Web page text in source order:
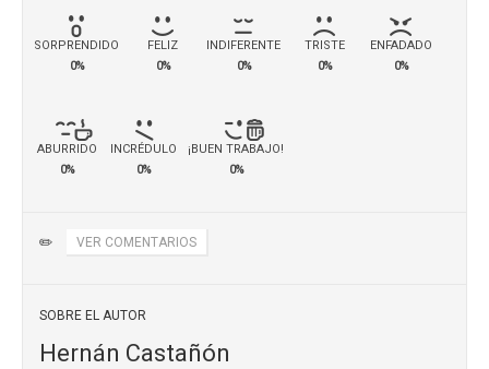
SORPRENDIDO
0%
FELIZ
0%
INDIFERENTE
0%
TRISTE
0%
ENFADADO
0%
ABURRIDO
0%
INCRÉDULO
0%
¡BUEN TRABAJO!
0%
✏️ VER COMENTARIOS
SOBRE EL AUTOR
Hernán Castañón